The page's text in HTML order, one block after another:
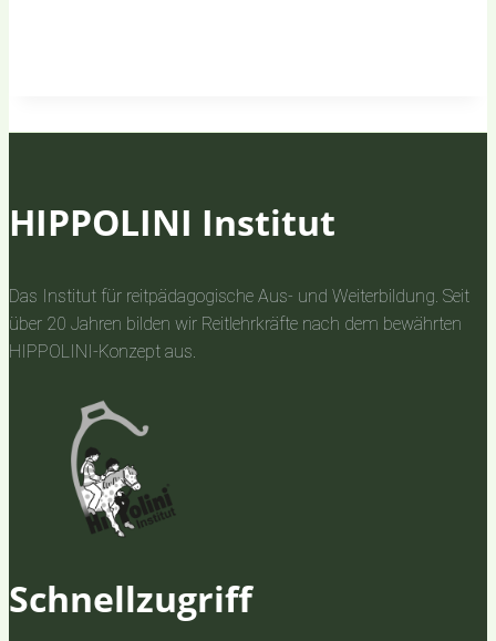
HIPPOLINI Institut
Das Institut für reitpädagogische Aus- und Weiterbildung. Seit
über 20 Jahren bilden wir Reitlehrkräfte nach dem bewährten
HIPPOLINI-Konzept aus.
Schnellzugriff